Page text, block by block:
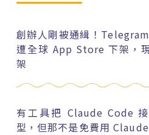
創辦人剛被通緝！
遭全球 App Store 下架，
架
有工具把 Claude Code
型，但那不是免費用 Claude